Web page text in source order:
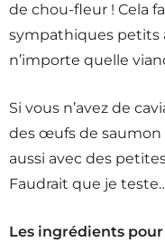
de chou-fleur ! Cela
sympathiques petits
n’importe quelle
Si vous n’avez de
des œufs de saumon
aussi avec des
Faudrait que je
Les ingrédients